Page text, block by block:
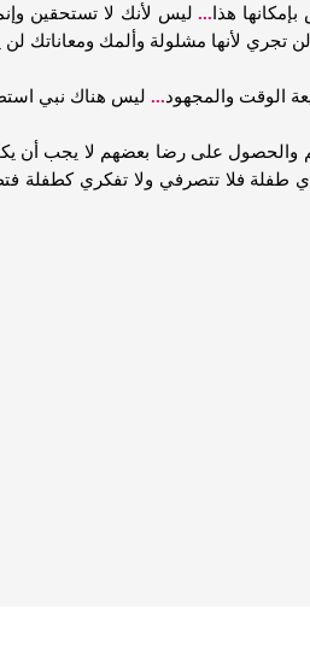
هذا ...ليس لأنك لا تستحقين
تجري لأنها مشلولة وألمك ومعاناتك لن
الوقت والمجهود... ليس هناك نبي
والحصول على رضا بعضهم لا يجب
طفلة فلا تتصرفي ولا تفكري كطفلة